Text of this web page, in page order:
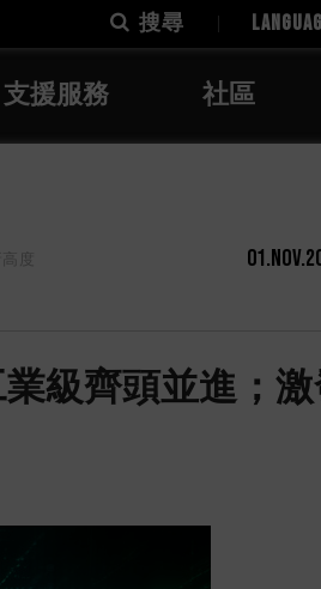
搜尋
支援服務 社區
度
業級齊頭並進；